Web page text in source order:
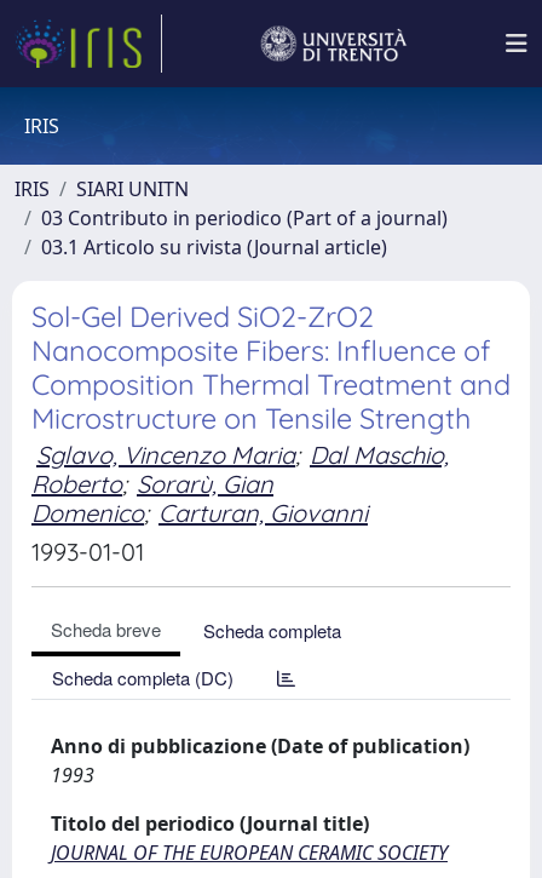
IRIS
IRIS
SIARI UNITN
03 Contributo in periodico (Part of a journal)
03.1 Articolo su rivista (Journal article)
Sol-Gel Derived SiO2-ZrO2
Nanocomposite Fibers: Influence of
Composition Thermal Treatment and
Microstructure on Tensile Strength
Sglavo, Vincenzo Maria; Dal Maschio,
Roberto; Sorarù, Gian
Domenico; Carturan, Giovanni
1993-01-01
Scheda breve
Scheda completa
Scheda completa (DC)
Anno di pubblicazione (Date of publication)
1993
Titolo del periodico (Journal title)
JOURNAL OF THE EUROPEAN CERAMIC SOCIETY